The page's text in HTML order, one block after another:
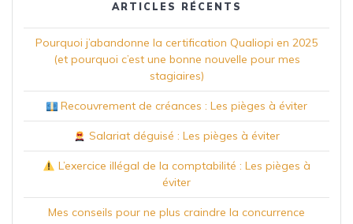
ARTICLES RÉCENTS
Pourquoi j’abandonne la certification Qualiopi en 2025
(et pourquoi c’est une bonne nouvelle pour mes
stagiaires)
Recouvrement de créances : Les pièges à éviter
Salariat déguisé : Les pièges à éviter
L’exercice illégal de la comptabilité : Les pièges à
éviter
Mes conseils pour ne plus craindre la concurrence